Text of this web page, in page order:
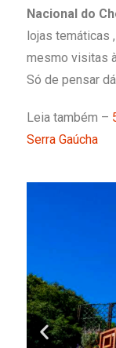
Nacional do
lojas temáticas
mesmo visitas
Só de pensar
Leia também –
Serra Gaúcha